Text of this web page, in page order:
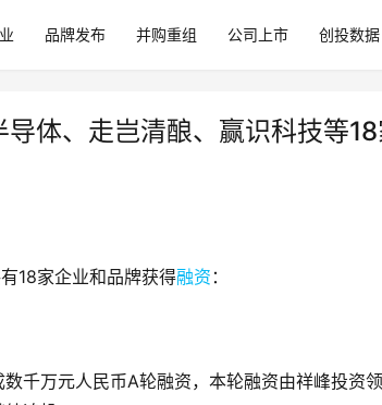
品牌发布 并购重组 公司上市 创投数据
体、走岂清酿、​赢识科技等
18家企业和品牌获得融资 ：
千万元人民币A轮融资，本轮融资由祥峰投资领